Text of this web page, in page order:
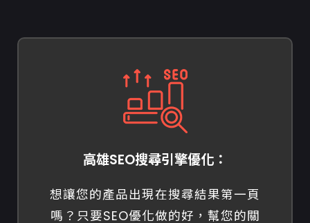
高雄SEO搜尋引擎優化：
想讓您的產品出現在搜尋結果第一頁
嗎？只要SEO優化做的好，幫您的關